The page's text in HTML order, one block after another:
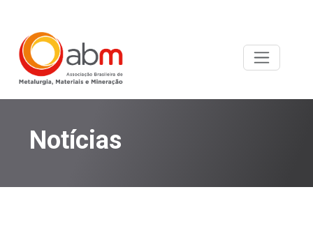
Notícias